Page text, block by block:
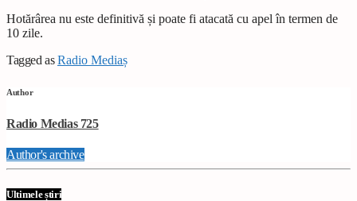
Hotărârea nu este definitivă și poate fi atacată cu apel în termen de
10 zile.
Tagged asRadio Mediaș
Author
Radio Medias 725
Author's archive
Ultimele știri